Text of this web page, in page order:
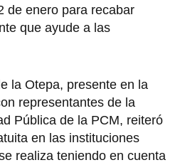
de enero para recabar
que ayude a las
la Otepa, presente en la
representantes de la
Pública de la PCM, reiteró
en las instituciones
realiza teniendo en cuenta